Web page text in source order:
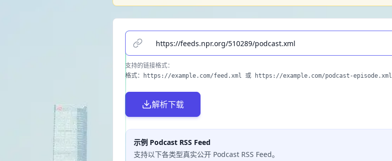
请输入播客单集链接（支持小宇宙、Apple Podcast）
支持的链接格式：
格式：https://example.com/feed.xml 或 https://example.com/podcast-episode.xml
解析下载
示例 Podcast RSS Feed
支持以下各类型真实公开 Podcast RSS Feed。